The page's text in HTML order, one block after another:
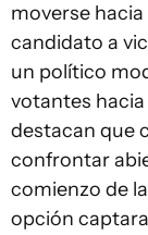
moverse
candidato a
un político
votantes
destacan que
confrontar
comienzo de
opción